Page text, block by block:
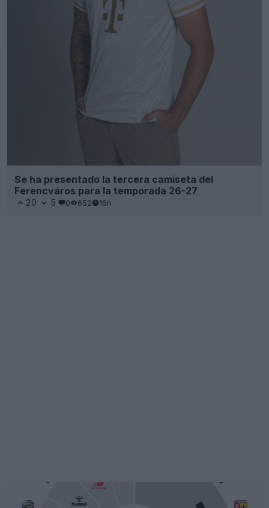
Se ha presentado la tercera camiseta del
Ferencváros para la temporada 26-27
20 5 0 652 16h